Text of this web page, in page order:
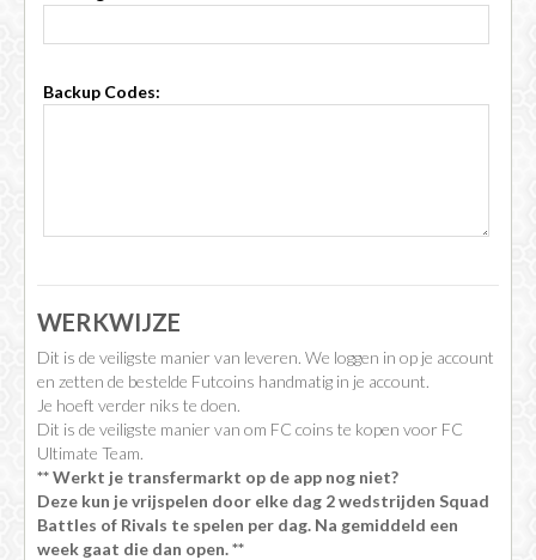
Backup Codes:
WERKWIJZE
Dit is de veiligste manier van leveren. We loggen in op je account
en zetten de bestelde Futcoins handmatig in je account.
Je hoeft verder niks te doen.
Dit is de veiligste manier van om FC coins te kopen voor FC
Ultimate Team.
** Werkt je transfermarkt op de app nog niet?
Deze kun je vrijspelen door elke dag 2 wedstrijden Squad
Battles of Rivals te spelen per dag. Na gemiddeld een
week gaat die dan open. **